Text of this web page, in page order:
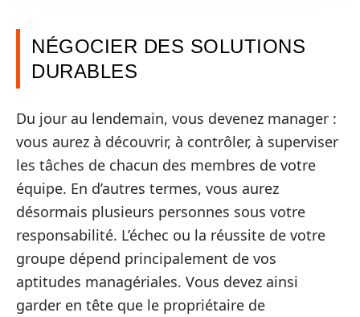
NÉGOCIER DES SOLUTIONS
DURABLES
Du jour au lendemain, vous devenez manager :
vous aurez à découvrir, à contrôler, à superviser
les tâches de chacun des membres de votre
équipe. En d’autres termes, vous aurez
désormais plusieurs personnes sous votre
responsabilité. L’échec ou la réussite de votre
groupe dépend principalement de vos
aptitudes managériales. Vous devez ainsi
garder en tête que le propriétaire de